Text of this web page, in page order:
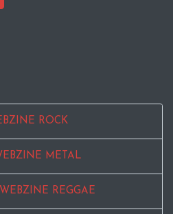
ROCK
METAL
REGGAE